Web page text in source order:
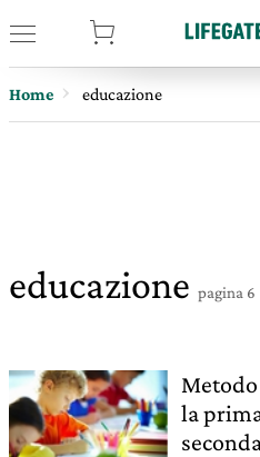
Home educazione
educazione pagina 6
la